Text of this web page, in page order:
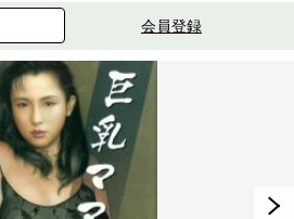
会員登録